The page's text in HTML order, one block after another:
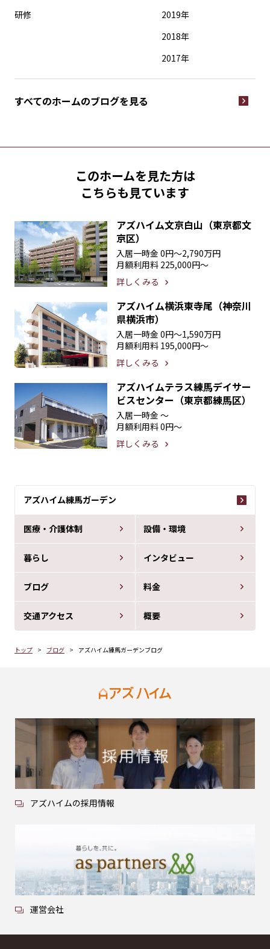
アズハイム練馬ガーデン
医療・介護体制 設備・環境
暮らし インタビュー
ブログ 料金
交通アクセス 概要
トップ ブログ アズハイム練馬ガーデンブログ
研修
2019年
2018年
2017年
すべてのホームのブログを見る
このホームを見た方は
こちらも見ています
アズハイム文京白山（東京都文
京区）
入居一時金 0円〜2,790万円
月額利用料 225,000円〜
詳しくみる
アズハイム横浜東寺尾（神奈川
県横浜市）
入居一時金 0円〜1,590万円
月額利用料 195,000円〜
詳しくみる
アズハイムテラス練馬デイサー
ビスセンター（東京都練馬区）
入居一時金 〜
月額利用料0円〜
詳しくみる
アズハイムの採用情報
運営会社